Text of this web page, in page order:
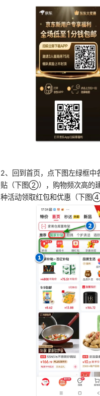
2、回到首页，点下图左绿框
贴（下图②），购物频次高的
种活动领取红包和优惠（下图